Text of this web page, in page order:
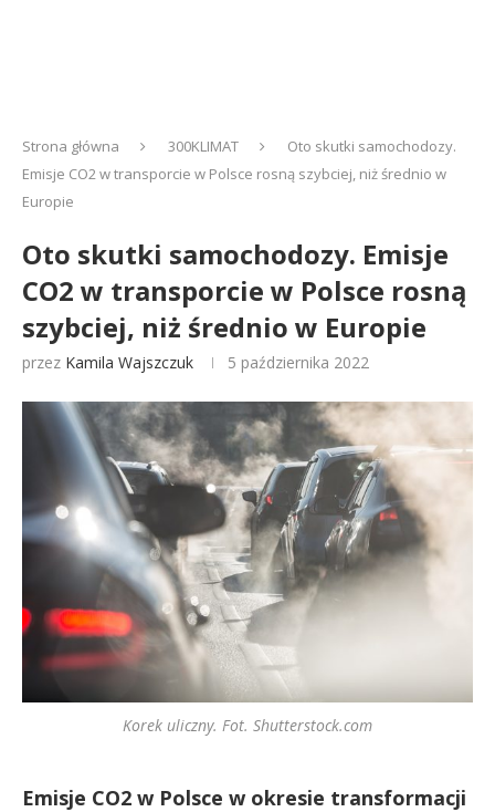
Strona główna 300KLIMAT
Oto skutki samochodozy.
Emisje CO2 w transporcie w Polsce rosną szybciej, niż średnio w
Europie
Oto skutki samochodozy. Emisje
CO2 w transporcie w Polsce rosną
szybciej, niż średnio w Europie
przez Kamila Wajszczuk 5 października 2022
Korek uliczny. Fot. Shutterstock.com
Emisje CO2 w Polsce w okresie transformacji